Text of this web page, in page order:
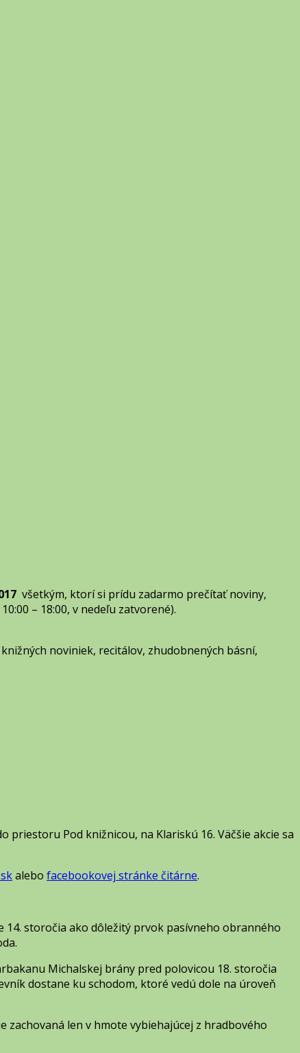
všetkým, ktorí si prídu zadarmo prečítať noviny,
– 18:00, v nedeľu zatvorené).
noviniek, recitálov, zhudobnených básní,
Pod knižnicou, na Klariskú 16. Väčšie akcie sa
alebo facebookovej stránke čitárne.
storočia ako dôležitý prvok pasívneho obranného
Michalskej brány pred polovicou 18. storočia
dostane ku schodom, ktoré vedú dole na úroveň
zachovaná len v hmote vybiehajúcej z hradbového